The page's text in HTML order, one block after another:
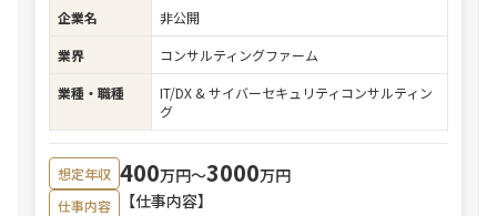
企業名
非公開
業界
コンサルティングファーム
業種・職種
IT/DX & サイバーセキュリティコンサルティン
グ
想定年収 400万円〜3000万円
仕事内容
【仕事内容】